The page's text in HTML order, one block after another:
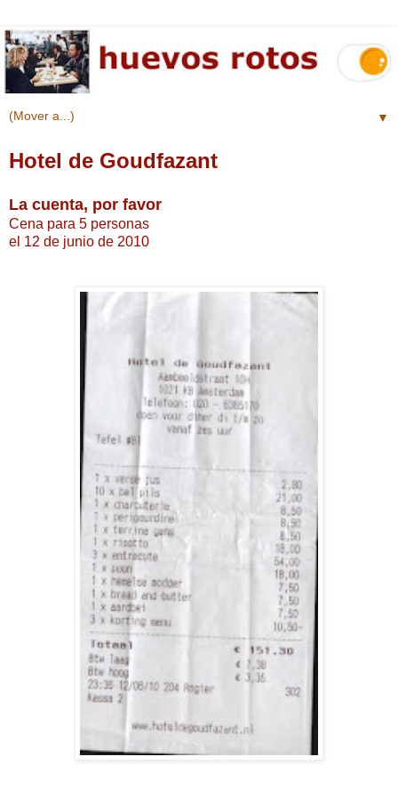
▼
Hotel de Goudfazant
La cuenta, por favor
Cena para 5 personas
el 12 de junio de 2010